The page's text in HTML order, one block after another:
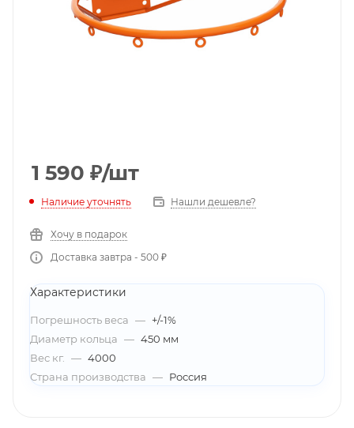
1 590 ₽/шт
Наличие уточнять Нашли дешевле?
Хочу в подарок
Доставка завтра - 500 ₽
Характеристики
Погрешность веса — +/-1%
Диаметр кольца — 450 мм
Вес кг.
— 4000
Страна производства — Россия